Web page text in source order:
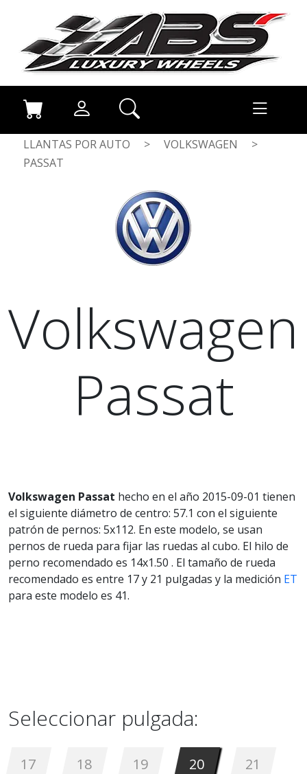
LLANTAS POR AUTO > VOLKSWAGEN
>
PASSAT
Volkswagen
Passat
Volkswagen Passat hecho en el año 2015-09-01 tienen
el siguiente diámetro de centro: 57.1 con el siguiente
patrón de pernos: 5x112. En este modelo, se usan
pernos de rueda para fijar las ruedas al cubo. El hilo de
perno recomendado es 14x1.50 . El tamaño de rueda
recomendado es entre 17 y 21 pulgadas y la medición ET
para este modelo es 41.
Seleccionar pulgada:
17 18 19 20 21